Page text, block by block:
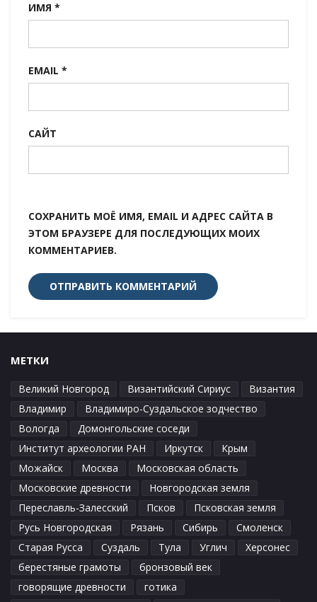
ИМЯ *
EMAIL *
САЙТ
СОХРАНИТЬ МОЁ ИМЯ, EMAIL И АДРЕС САЙТА В
ЭТОМ БРАУЗЕРЕ ДЛЯ ПОСЛЕДУЮЩИХ МОИХ
КОММЕНТАРИЕВ.
МЕТКИ
Великий Новгород Византийский Сириус
Византия
Владимир
Владимиро-Суздальское зодчество
Вологда
Домонгольские соседи
Институт археологии РАН
Иркутск
Крым
Можайск
Москва
Московская область
Московские древности
Новгородская земля
Переславль-Залесский
Псков
Псковская земля
Русь Новгородская
Рязань Сибирь
Смоленск
Старая Русса
Суздаль Тула Углич
Херсонес
берестяные грамоты
бронзовый век
говорящие древности
готика